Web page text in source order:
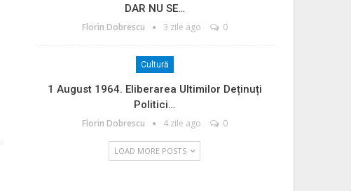
DAR NU SE…
Florin Dobrescu 3 zile ago 0
Cultură
1 August 1964. Eliberarea Ultimilor Deținuți
Politici…
Florin Dobrescu 4 zile ago 0
LOAD MORE POSTS